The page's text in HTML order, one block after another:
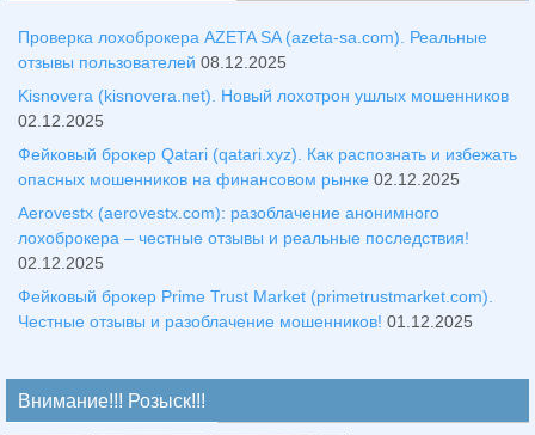
Проверка лохоброкера AZETA SA (azeta-sa.com). Реальные
отзывы пользователей 08.12.2025
Kisnovera (kisnovera.net). Новый лохотрон ушлых мошенников
02.12.2025
Фейковый брокер Qatari (qatari.xyz). Как распознать и избежать
опасных мошенников на финансовом рынке 02.12.2025
Aerovestx (aerovestx.com): разоблачение анонимного
лохоброкера – честные отзывы и реальные последствия!
02.12.2025
Фейковый брокер Prime Trust Market (primetrustmarket.com).
Честные отзывы и разоблачение мошенников! 01.12.2025
Внимание!!! Розыск!!!